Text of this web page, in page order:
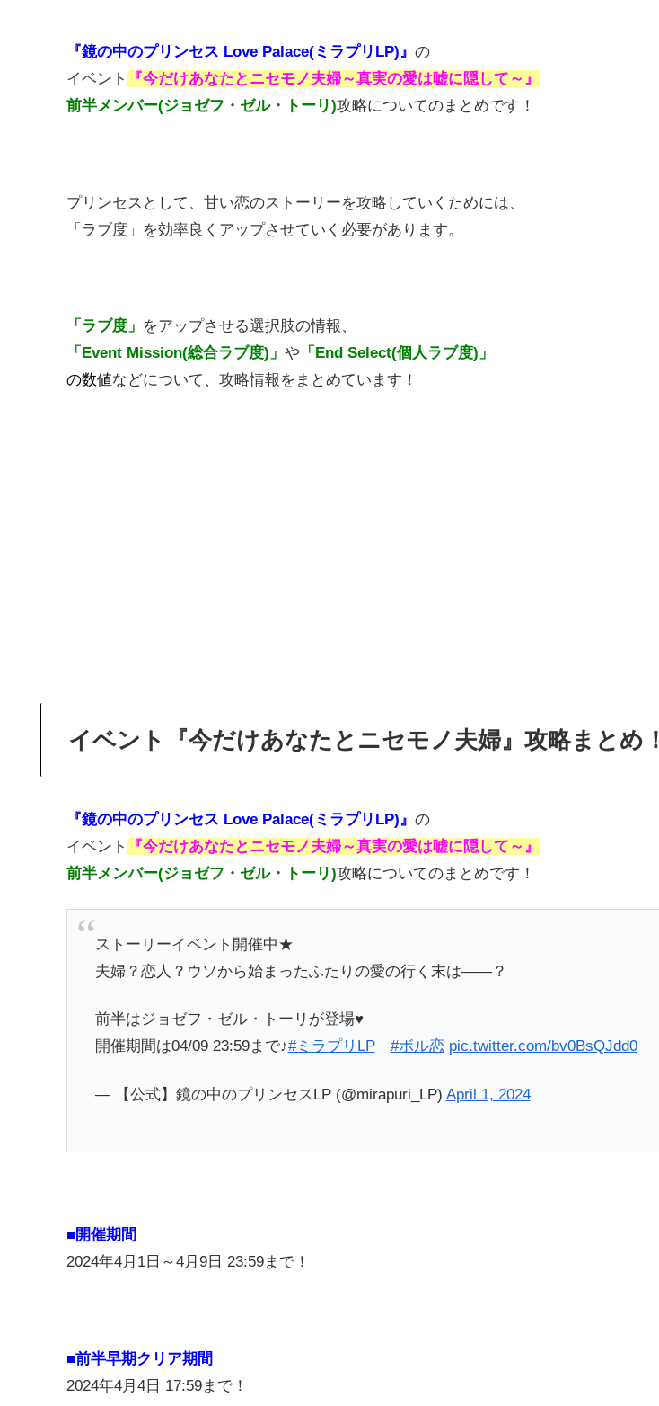
『鏡の中のプリンセス Love Palace(ミラプリLP)』 の
イベント
『今だけあなたとニセモノ夫婦～真実の愛は嘘に隠して～』
前半メンバー(ジョゼフ・ゼル・トーリ)攻略についてのまとめです！
プリンセスとして、甘い恋のストーリーを攻略していくためには、
「ラブ度」を効率良くアップさせていく必要があります。
「ラブ度」 をアップさせる選択肢の情報、
「Event Mission(総合ラブ度)」 や 「End Select(個人ラブ度)」
の数値などについて、攻略情報をまとめています！
イベント『今だけあなたとニセモノ夫婦』攻略まとめ！
『鏡の中のプリンセス Love Palace(ミラプリLP)』 の
イベント
『今だけあなたとニセモノ夫婦～真実の愛は嘘に隠して～』
前半メンバー(ジョゼフ・ゼル・トーリ)攻略についてのまとめです！
ストーリーイベント開催中★
夫婦？恋人？ウソから始まったふたりの愛の行く末は――？
前半はジョゼフ・ゼル・トーリが登場♥
開催期間は04/09 23:59まで♪#ミラプリLP #ボル恋 pic.twitter.com/bv0BsQJdd0
— 【公式】鏡の中のプリンセスLP (@mirapuri_LP) April 1, 2024
■開催期間
2024年4月1日～4月9日 23:59まで！
■前半早期クリア期間
2024年4月4日 17:59まで！